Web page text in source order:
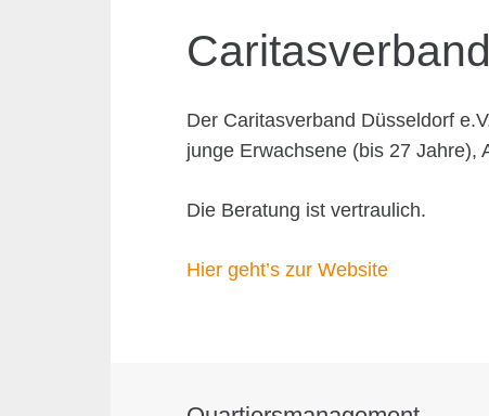
Der Caritasverband Düsseldorf
junge Erwachsene (bis 27 Jahre),
Die Beratung ist vertraulich.
Hier geht’s zur Website